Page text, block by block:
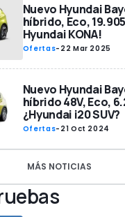
Nuevo Hyundai
híbrido, Eco,
Hyundai KONA!
Ofertas- 22 Mar 2025
Nuevo Hyundai
híbrido 48V, Eco,
¿Hyundai i20 SUV?
Ofertas- 21 Oct 2024
MÁS NOTICIAS